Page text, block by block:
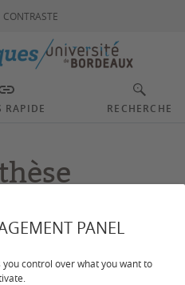
PANEL
control over what you want to
CONTRASTE
RAPIDE RECHERCHE